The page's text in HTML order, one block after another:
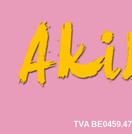
TVA